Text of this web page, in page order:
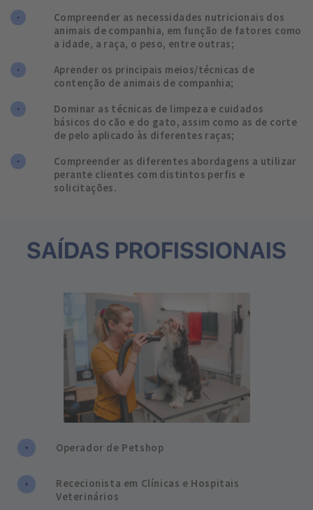
Compreender as necessidades nutricionais dos
animais de companhia, em função de fatores como
a idade, a raça, o peso, entre outras;
Aprender os principais meios/técnicas de
contenção de animais de companhia;
Dominar as técnicas de limpeza e cuidados
básicos do cão e do gato, assim como as de corte
de pelo aplicado às diferentes raças;
Compreender as diferentes abordagens a utilizar
perante clientes com distintos perfis e
solicitações.
SAÍDAS PROFISSIONAIS
Operador de Petshop
Rececionista em Clínicas e Hospitais
Veterinários